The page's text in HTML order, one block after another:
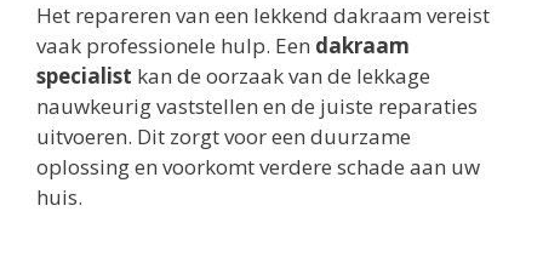
Het repareren van een lekkend dakraam vereist
vaak professionele hulp. Een dakraam
specialist kan de oorzaak van de lekkage
nauwkeurig vaststellen en de juiste reparaties
uitvoeren. Dit zorgt voor een duurzame
oplossing en voorkomt verdere schade aan uw
huis.